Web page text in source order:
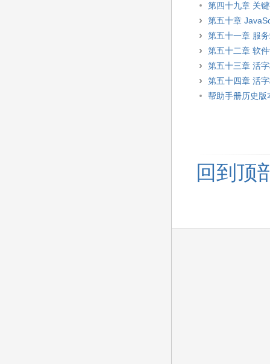
第四十九章 关
第五十章
第五十一章 服
第五十二章 软
第五十三章 活
第五十四章 活
帮助手册历史版
回到顶